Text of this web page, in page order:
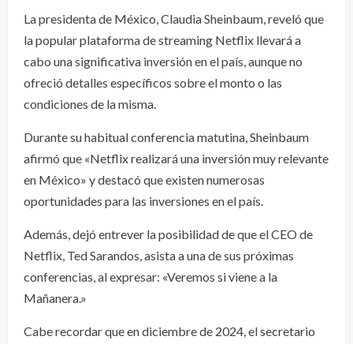
La presidenta de México, Claudia Sheinbaum, reveló que
la popular plataforma de streaming Netflix llevará a
cabo una significativa inversión en el país, aunque no
ofreció detalles específicos sobre el monto o las
condiciones de la misma.
Durante su habitual conferencia matutina, Sheinbaum
afirmó que «Netflix realizará una inversión muy relevante
en México» y destacó que existen numerosas
oportunidades para las inversiones en el país.
Además, dejó entrever la posibilidad de que el CEO de
Netflix, Ted Sarandos, asista a una de sus próximas
conferencias, al expresar: «Veremos si viene a la
Mañanera.»
Cabe recordar que en diciembre de 2024, el secretario